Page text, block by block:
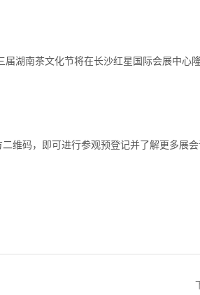
湖南茶文化节将在长沙红星国际会展中心
维码，即可进行参观预登记并了解更多展